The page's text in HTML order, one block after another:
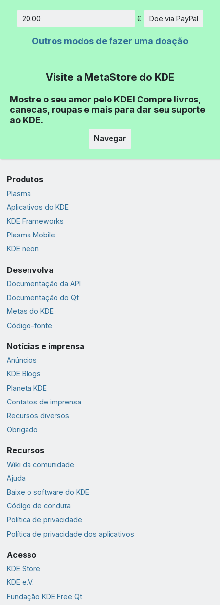
Quantidade
€ Doe via PayPal
Outros modos de fazer uma doação
Visite a MetaStore do KDE
Mostre o seu amor pelo KDE! Compre livros,
canecas, roupas e mais para dar seu suporte
ao KDE.
Navegar
Produtos
Plasma
Aplicativos do KDE
KDE Frameworks
Plasma Mobile
KDE neon
Desenvolva
Documentação da API
Documentação do Qt
Metas do KDE
Código-fonte
Notícias e imprensa
Anúncios
KDE Blogs
Planeta KDE
Contatos de imprensa
Recursos diversos
Obrigado
Recursos
Wiki da comunidade
Ajuda
Baixe o software do KDE
Código de conduta
Política de privacidade
Política de privacidade dos aplicativos
Acesso
KDE Store
KDE e.V.
Fundação KDE Free Qt